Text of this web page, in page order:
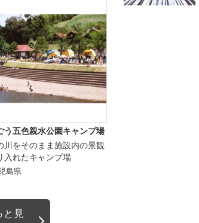
う五色親水公園キャンプ場
川をそのまま施設内の景観
入れたキャンプ場
島県
と見